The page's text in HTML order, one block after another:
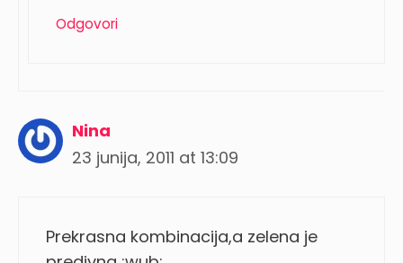
Odgovori
Nina
23 junija, 2011 at 13:09
Prekrasna kombinacija,a zelena je